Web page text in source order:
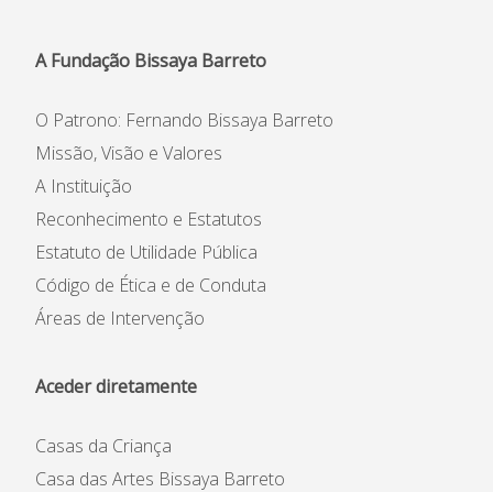
A Fundação Bissaya Barreto
O Patrono: Fernando Bissaya Barreto
Missão, Visão e Valores
A Instituição
Reconhecimento e Estatutos
Estatuto de Utilidade Pública
Código de Ética e de Conduta
Áreas de Intervenção
Aceder diretamente
Casas da Criança
Casa das Artes Bissaya Barreto